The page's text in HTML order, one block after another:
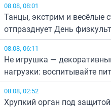
08.08, 08:01
Танцы, экстрим и весёлые
отпразднует День
08.08, 06:11
Не игрушка —
нагрузки: воспитывайте
08.08, 02:52
Хрупкий орган под